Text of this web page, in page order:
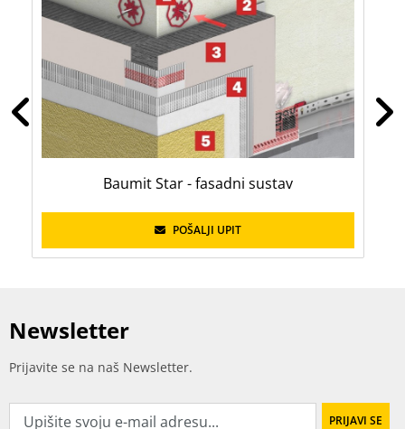
Baumit Star - fasadni sustav
POŠALJI UPIT
Newsletter
Prijavite se na naš Newsletter.